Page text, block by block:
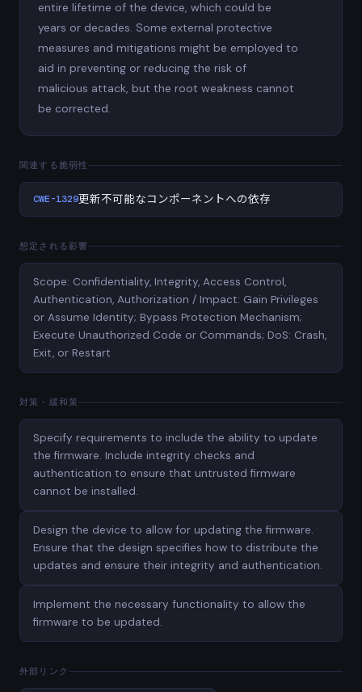
entire lifetime of the device, which could be
years or decades. Some external protective
measures and mitigations might be employed to
aid in preventing or reducing the risk of
malicious attack, but the root weakness cannot
be corrected.
関連する脆弱性
CWE-1329更新不可能なコンポーネントへの依存
想定される影響
Scope: Confidentiality, Integrity, Access Control,
Authentication, Authorization / Impact: Gain Privileges
or Assume Identity; Bypass Protection Mechanism;
Execute Unauthorized Code or Commands; DoS: Crash,
Exit, or Restart
対策・緩和策
Specify requirements to include the ability to update
the firmware. Include integrity checks and
authentication to ensure that untrusted firmware
cannot be installed.
Design the device to allow for updating the firmware.
Ensure that the design specifies how to distribute the
updates and ensure their integrity and authentication.
Implement the necessary functionality to allow the
firmware to be updated.
外部リンク